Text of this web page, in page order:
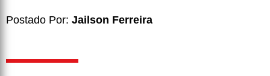
Postado Por: Jailson Ferreira